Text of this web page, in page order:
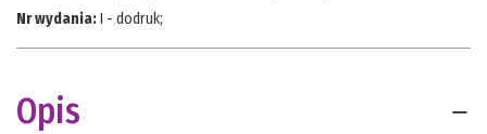
Nr wydania:I - dodruk;
Opis